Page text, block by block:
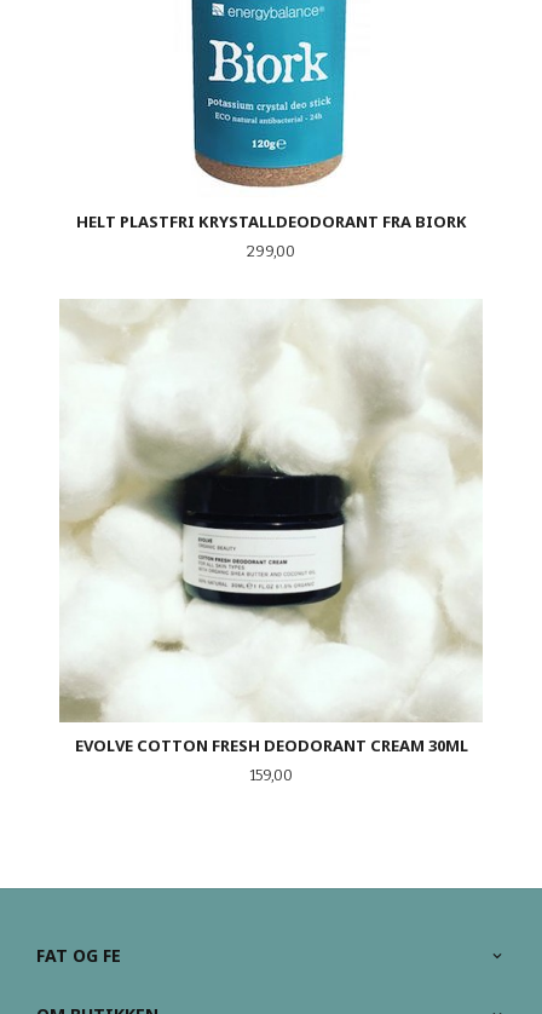
HELT PLASTFRI KRYSTALLDEODORANT FRA BIORK
Pris
299,00
EVOLVE COTTON FRESH DEODORANT CREAM 30ML
Pris
159,00
FAT OG FE